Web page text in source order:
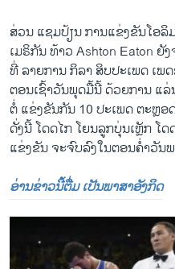
ສ່ວນ ແຊມປ້ຽນ ການ​ແຂ່ງຂັນໂອລິ
ເມຣິກັນ ທ້າວ Ashton Eaton
ທີ່ ລາຍການ ກິລາ ສິບປະເພດ ເພ
ຕອນເຊົ້າວັນພຸດມື້ນີ້ ດ້ວຍການ ແ
ຕໍ່ ແຂ່ງຂັນກັນ 10 ປະເພດ ຕະຫຼ
ດັ່ງນີ້ ໂດດໄກ ໂຍນລູກບຸ່ນເຫຼັກ ໂ
ແຂ່ງຂັນ ຈະຈົບລົງໃນຕອນຄ່ຳວັນ
ອ່ານຂ່າວນີ້ຕື່ມ ເປັນພາສາອັງກິດ
byສຽງອາເມຣິກາ ວີໂອເອລາວ